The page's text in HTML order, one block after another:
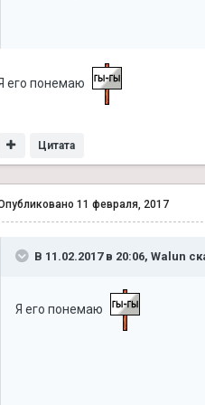
его понемаю
Цитата
11 февраля, 2017
В 11.02.2017 в 20:06, Walun
Я его понемаю